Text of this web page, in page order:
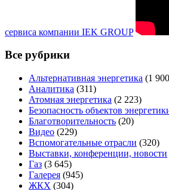
сервиса компании IEK GROUP
Все рубрики
Альтернативная энергетика (1
Аналитика (311)
Атомная энергетика (2 223)
Безопасность объектов
Благотворительность (20)
Видео (229)
Вспомогательные отрасли (320)
Выставки, конференции, новости
Газ (3 645)
Галерея (945)
ЖКХ (304)